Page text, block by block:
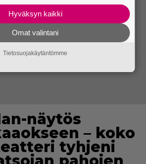
näytös
– koko
tyhjeni
Hyväksyn kaikki
Omat valintani
Tietosuojakäytäntömme